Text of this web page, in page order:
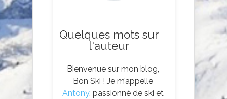
Quelques mots sur
l'auteur
Bienvenue sur mon blog,
Bon Ski ! Je m’appelle
Antony, passionné de ski et